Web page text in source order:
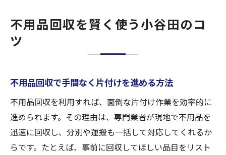
小谷田でお得な不用品回収活用のコツ
現金化に適した不用品回収の活用ポイント
小谷田で不用品回収を現金化につなげるコ
ツ
不用品回収と買取査定の違いを知る
現金化を意識した不用品回収の選び方
不用品回収を賢く使う小谷田のコ
ツ
不用品回収で手間なく片付けを進める方法
不用品回収を利用すれば、面倒な片付け作業を効率的に
進められます。その理由は、専門業者が現地で不用品を
迅速に回収し、分別や運搬も一括して対応してくれるか
らです。たとえば、事前に回収してほしい品目をリスト